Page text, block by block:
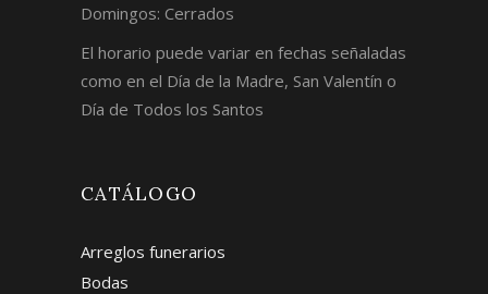
Domingos: Cerrados
El horario puede variar en fechas señaladas
como en el Día de la Madre, San Valentín o
Día de Todos los Santos
CATÁLOGO
Arreglos funerarios
Bodas